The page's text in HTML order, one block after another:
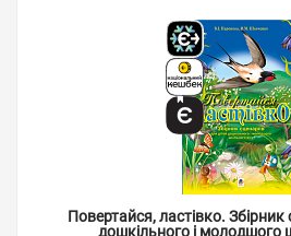
Повертайся, ластівко. Збірник
дошкільного і молодшого